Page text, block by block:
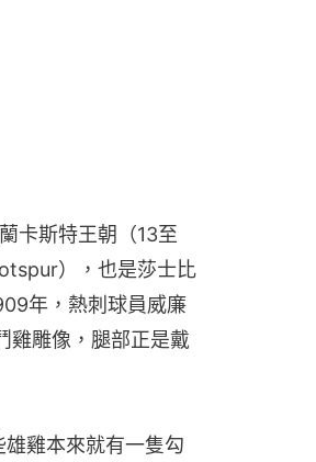
卡斯特王朝（13至
），也是莎士比
年，熱刺球員威廉
雞雕像，腿部正是戴
雞本來就有一隻勾